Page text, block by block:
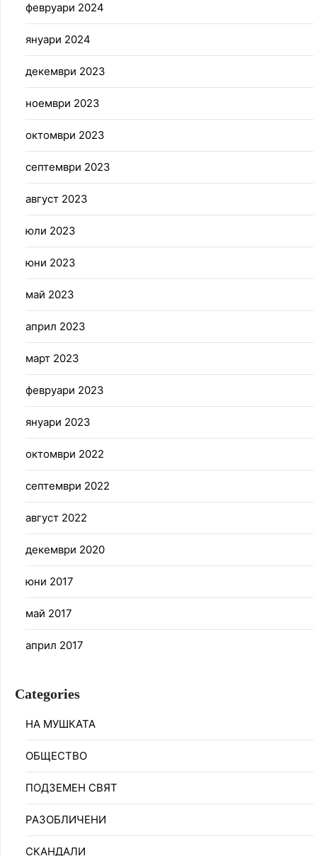
февруари 2024
януари 2024
декември 2023
ноември 2023
октомври 2023
септември 2023
август 2023
юли 2023
юни 2023
май 2023
април 2023
март 2023
февруари 2023
януари 2023
октомври 2022
септември 2022
август 2022
декември 2020
юни 2017
май 2017
април 2017
Categories
НА МУШКАТА
ОБЩЕСТВО
ПОДЗЕМЕН СВЯТ
РАЗОБЛИЧЕНИ
СКАНДАЛИ